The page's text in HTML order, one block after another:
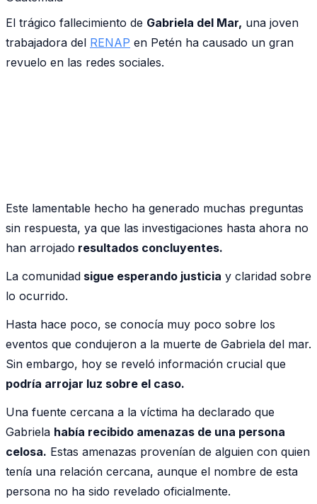
El trágico fallecimiento de Gabriela del Mar, una joven
trabajadora del RENAP en Petén ha causado un gran
revuelo en las redes sociales.
Este lamentable hecho ha generado muchas preguntas
sin respuesta, ya que las investigaciones hasta ahora no
han arrojado resultados concluyentes.
La comunidad sigue esperando justicia y claridad sobre
lo ocurrido.
Hasta hace poco, se conocía muy poco sobre los
eventos que condujeron a la muerte de Gabriela del mar.
Sin embargo, hoy se reveló información crucial que
podría arrojar luz sobre el caso.
Una fuente cercana a la víctima ha declarado que
Gabriela había recibido amenazas de una persona
celosa. Estas amenazas provenían de alguien con quien
tenía una relación cercana, aunque el nombre de esta
persona no ha sido revelado oficialmente.